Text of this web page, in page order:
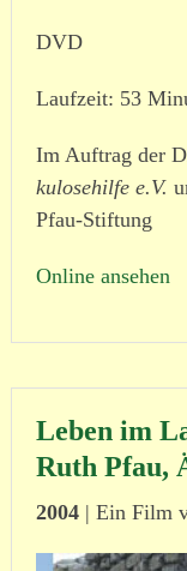
DVD
Laufzeit: 53
Im Auftrag der
ku­lo­se­hilfe e.V.
Pfau-Stiftung
Online ansehen
Leben im
Ruth Pfau,
2004| Ein Film